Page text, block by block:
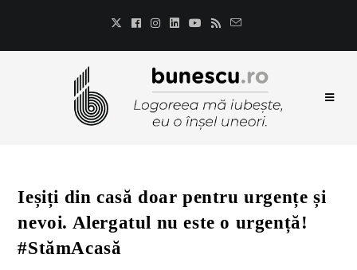
Ieșiți din casă doar pentru urgențe și
nevoi. Alergatul nu este o urgență!
#StămAcasă